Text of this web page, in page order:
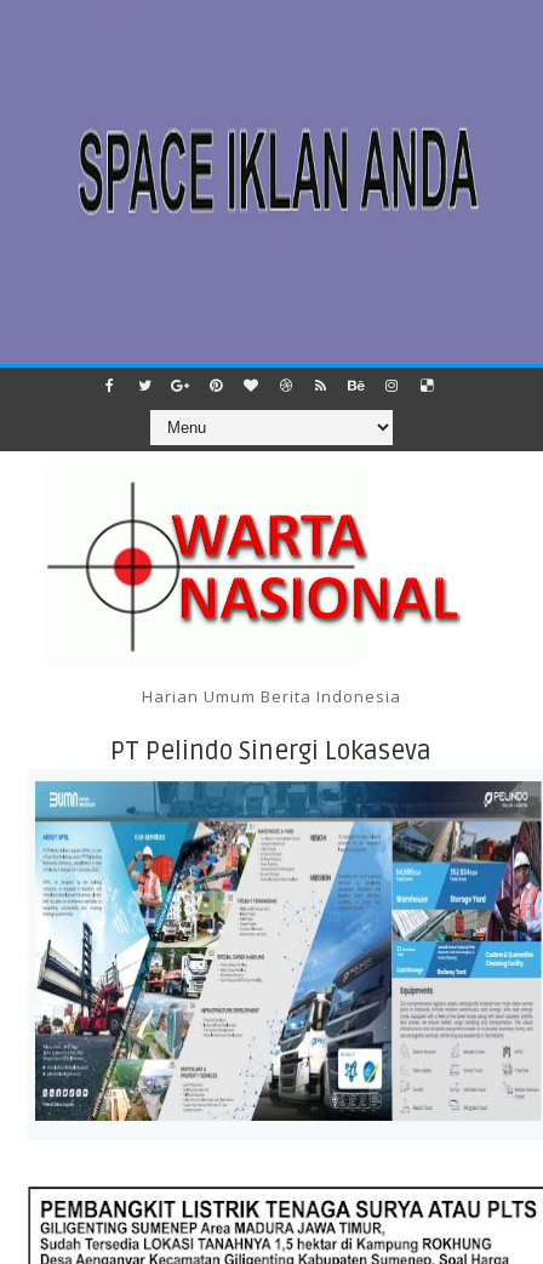
Harian Umum Berita Indonesia
PT Pelindo Sinergi Lokaseva